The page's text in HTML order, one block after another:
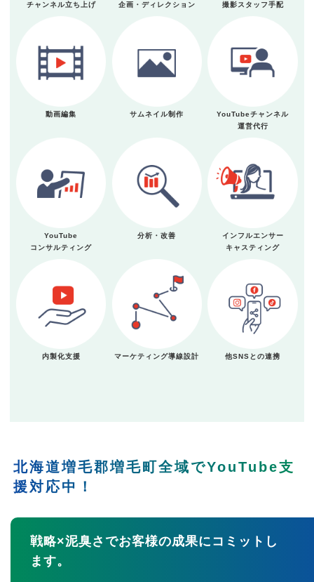
チャンネル立ち上げ 企画・ディレクション 撮影スタッフ手配
動画編集 サムネイル制作
YouTubeチャンネル
運営代行
YouTube
コンサルティング
分析・改善
インフルエンサー
キャスティング
内製化支援 マーケティング導線設計 他SNSとの連携
北海道増毛郡増毛町全域でYouTube支
援対応中！
戦略×泥臭さでお客様の成果にコミットし
ます。